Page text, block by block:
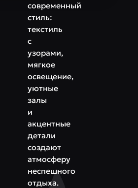
современный
стиль:
текстиль
с
узорами,
мягкое
освещение,
уютные
залы
и
акцентные
детали
создают
атмосферу
неспешного
отдыха.